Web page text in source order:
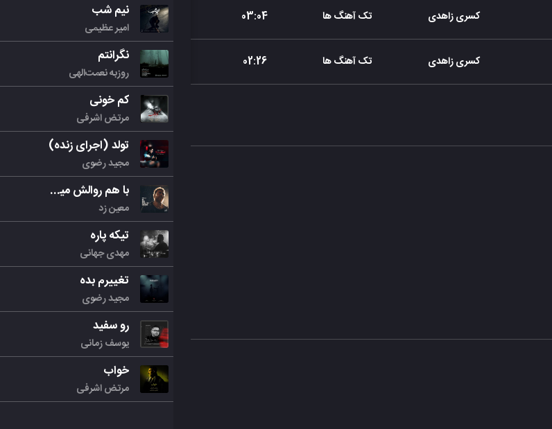
کسری زاهدی تک آهنگ ها 03:04
کسری زاهدی تک آهنگ ها 02:26
نیم شب
امیر عظیمی
نگرانتم
روزبه نعمت‌الهی
کم خونی
مرتض اشرفی
تولد (اجرای زنده)
مجید رضوی
با هم روالش میکنیم
معین زد
تیکه پاره
مهدی جهانی
تغییرم بده
مجید رضوی
رو سفید
یوسف زمانی
خواب
مرتض اشرفی